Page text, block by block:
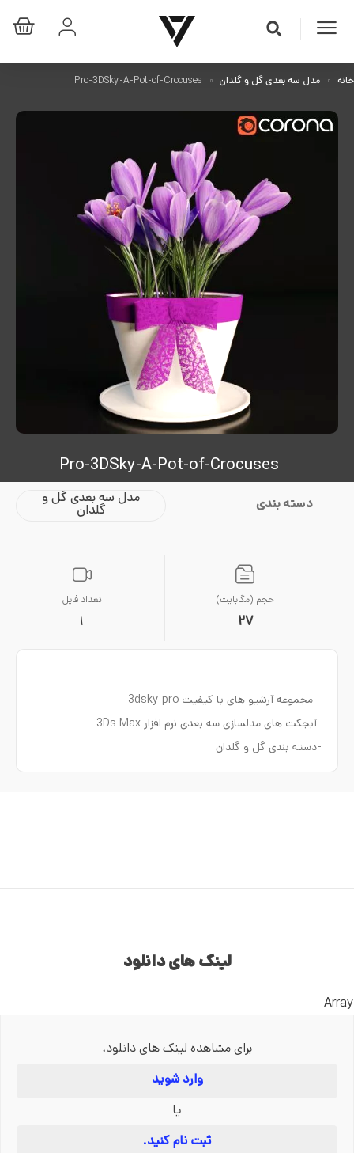
خانه مدل سه بعدی گل و گلدان
Pro-3DSky-A-Pot-of-Crocuses
دسته بندی مدل سه بعدی گل و
گلدان
حجم (مگابایت)
27
تعداد فایل
1
– مجموعه آرشیو های با کیفیت 3dsky pro
-آبجکت های مدلسازی سه بعدی نرم افزار 3Ds Max
-دسته بندی گل و گلدان
لینک های دانلود
Array
برای مشاهده لینک های دانلود،
وارد شوید
یا
ثبت نام کنید.